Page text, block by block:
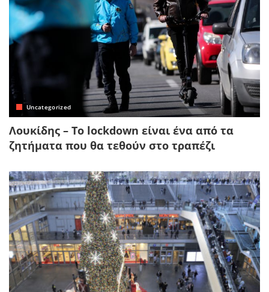
Uncategorized
Λουκίδης – Το lockdown είναι ένα από τα
ζητήματα που θα τεθούν στο τραπέζι